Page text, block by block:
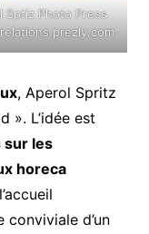
Sptiz Photo Press
, Aperol Spritz
». L’idée est
sur les
horeca
conviviale d’un